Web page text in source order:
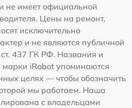
не имеет официальной
Цены на ремонт,
исключительно
и не являются публичной
437 ГК РФ. Названия и
марки iRobot упоминаются
целях — чтобы обозначить
мы работаем. Наша
с владельцами